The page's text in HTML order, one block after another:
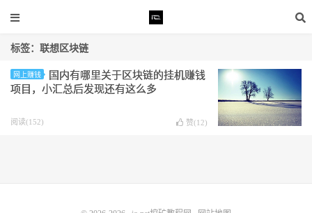
标签：联想区块链
网上赚钱
国内有哪里关于区块链的挂机赚钱
项目，小汇总后发现还有这么多
阅读(152) 赞(12)